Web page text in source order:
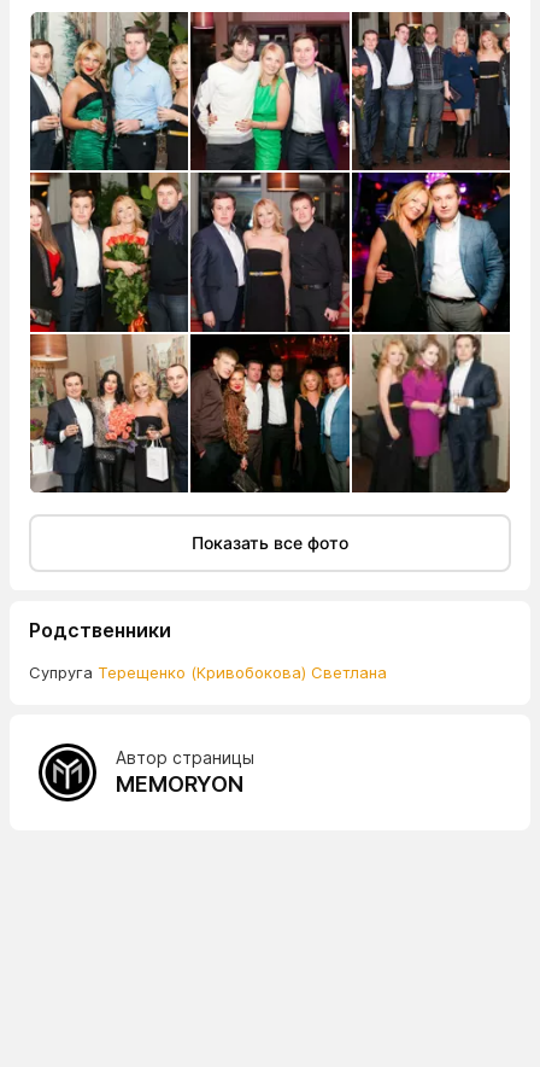
Показать все фото
Родственники
Супруга Терещенко (Кривобокова) Светлана
Автор страницы
MEMORYON